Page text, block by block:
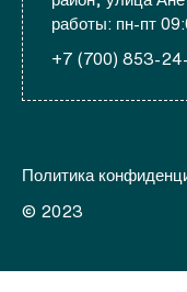
работы: пн-пт
+7 (700) 853-
Политика
© 2023